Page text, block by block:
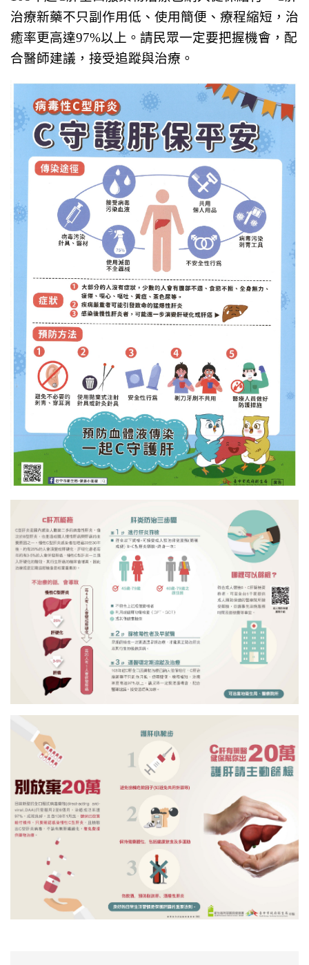
治療新藥不只副作用低、使用簡便、療程縮短，治
癒率更高達97%以上。請民眾一定要把握機會，配
合醫師建議，接受追蹤與治療。